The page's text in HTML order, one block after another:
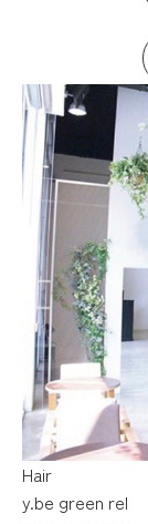
Hair
y.be green rel